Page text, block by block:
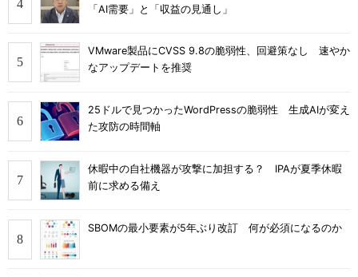
「AI需要」と「収益の見通し」
VMware製品にCVSS 9.8の脆弱性、回避策なし 速やか
なアップデートを推奨
25ドルで見つかったWordPressの脆弱性 生成AIが変え
た攻防の時間軸
休暇中の自社機器が攻撃に加担する？ IPAが夏季休暇
前に求める備え
SBOMの最小要素が5年ぶり改訂 何が必須になるのか